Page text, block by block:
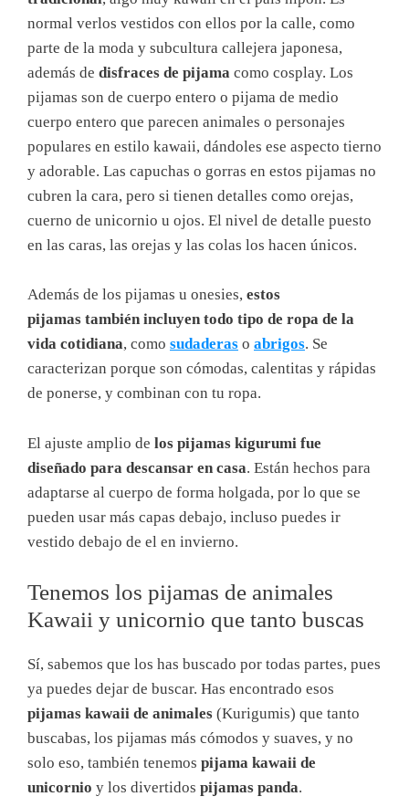
normal verlos vestidos con ellos por la calle, como
parte de la moda y subcultura callejera japonesa,
además de disfraces de pijama como cosplay. Los
pijamas son de cuerpo entero o pijama de medio
cuerpo entero que parecen animales o personajes
populares en estilo kawaii, dándoles ese aspecto tierno
y adorable. Las capuchas o gorras en estos pijamas no
cubren la cara, pero si tienen detalles como orejas,
cuerno de unicornio u ojos. El nivel de detalle puesto
en las caras, las orejas y las colas los hacen únicos.
Además de los pijamas u onesies, estos
pijamas también incluyen todo tipo de ropa de la
vida cotidiana, como sudaderas o abrigos. Se
caracterizan porque son cómodas, calentitas y rápidas
de ponerse, y combinan con tu ropa.
El ajuste amplio de los pijamas kigurumi fue
diseñado para descansar en casa. Están hechos para
adaptarse al cuerpo de forma holgada, por lo que se
pueden usar más capas debajo, incluso puedes ir
vestido debajo de el en invierno.
Tenemos los pijamas de animales
Kawaii y unicornio que tanto buscas
Sí, sabemos que los has buscado por todas partes, pues
ya puedes dejar de buscar. Has encontrado esos
pijamas kawaii de animales (Kurigumis) que tanto
buscabas, los pijamas más cómodos y suaves, y no
solo eso, también tenemos pijama kawaii de
unicornio y los divertidos pijamas panda.